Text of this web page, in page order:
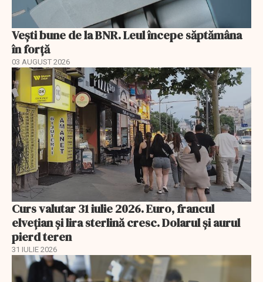
Vești bune de la BNR. Leul începe săptămâna
în forță
03 AUGUST 2026
Curs valutar 31 iulie 2026. Euro, francul
elvețian și lira sterlină cresc. Dolarul și aurul
pierd teren
31 IULIE 2026